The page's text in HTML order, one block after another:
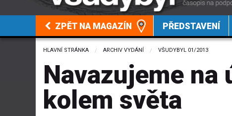
ZPĚT NA MAGAZÍN PŘEDSTAVENÍ
HLAVNÍ STRÁNKA ARCHIV VYDÁNÍ VŠUDYBYL 01/2013
Navazujeme na
kolem světa